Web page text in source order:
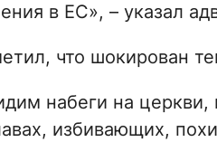
в ЕС», – указал
что шокирован
набеги на
избивающих,